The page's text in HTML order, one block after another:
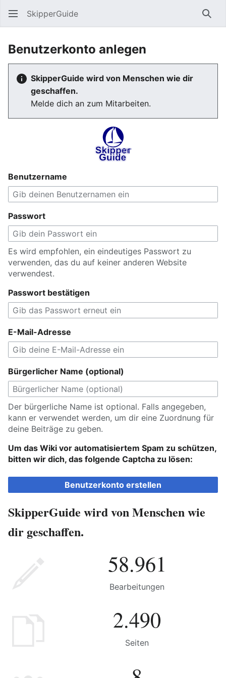
SkipperGuide
Benutzerkonto anlegen
SkipperGuide wird von Menschen wie dir
geschaffen.
Melde dich an zum Mitarbeiten.
Benutzername
Passwort
Es wird empfohlen, ein eindeutiges Passwort zu
verwenden, das du auf keiner anderen Website
verwendest.
Passwort bestätigen
E-Mail-Adresse
Bürgerlicher Name (optional)
Der bürgerliche Name ist optional. Falls angegeben,
kann er verwendet werden, um dir eine Zuordnung für
deine Beiträge zu geben.
Um das Wiki vor automatisiertem Spam zu schützen,
bitten wir dich, das folgende Captcha zu lösen:
Benutzerkonto erstellen
SkipperGuide wird von Menschen wie
dir geschaffen.
58.961
Bearbeitungen
2.490
Seiten